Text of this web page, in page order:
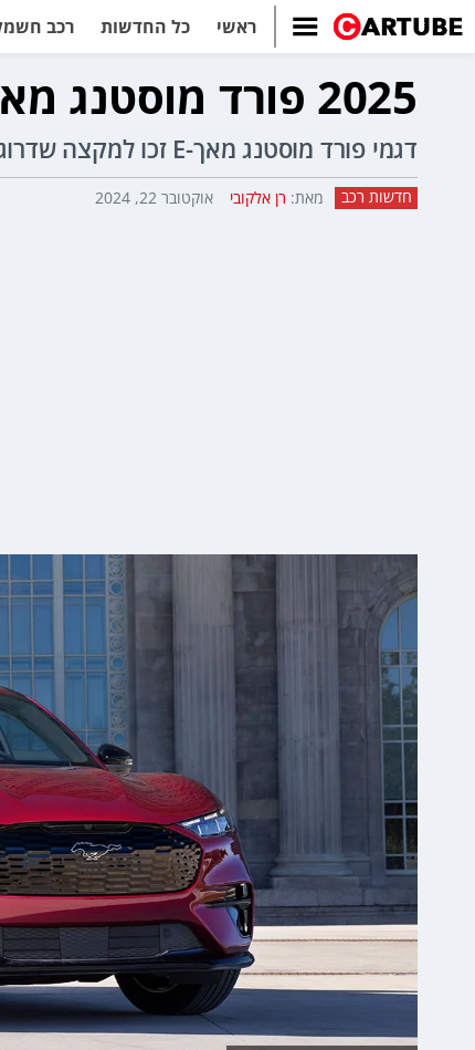
ראשי כל החדשות רכב
2025 פורד מוסטנג מאך-E - מקצה שדרוגים לדגם
דגמי פורד מוסטנג מאך-E זכו למקצה שדרוגים קל עבור דגמי 2025, כולל BlueCruise דור 1.5 עם עקיפה אוטונומית.
חדשות רכב מאת: רן אלקובי אוקטובר 22, 2024